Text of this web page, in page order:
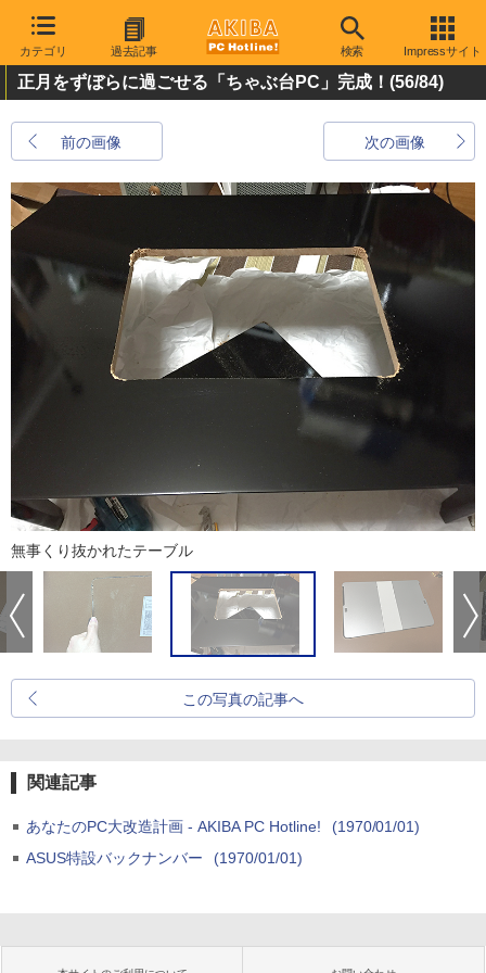
カテゴリ 過去記事 検索 Impressサイト
正月をずぼらに過ごせる「ちゃぶ台PC」完成！ (56/84)
前の画像 次の画像
無事くり抜かれたテーブル
この写真の記事へ
関連記事
あなたのPC大改造計画 - AKIBA PC Hotline!
(1970/01/01)
ASUS特設バックナンバー
(1970/01/01)